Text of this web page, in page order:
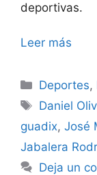
deportivas.
Leer más
Deportes,
Etiquetas
Daniel
guadix, José
Jabalera
Deja un